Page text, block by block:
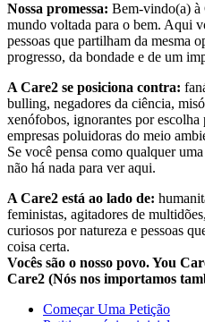
Nossa promessa: Bem-vindo(a) à
mundo voltada para o bem. Aqui
pessoas que partilham da mesma
progresso, da bondade e de um
A Care2 se posiciona contra:
bulling, negadores da ciência,
xenófobos, ignorantes por escolha
empresas poluidoras do meio
Se você pensa como qualquer
não há nada para ver aqui.
A Care2 está ao lado de:
feministas, agitadores de
curiosos por natureza e pessoas
coisa certa.
Vocês são o nosso povo. You
Care2 (Nós nos importamos
Começar Uma Petição